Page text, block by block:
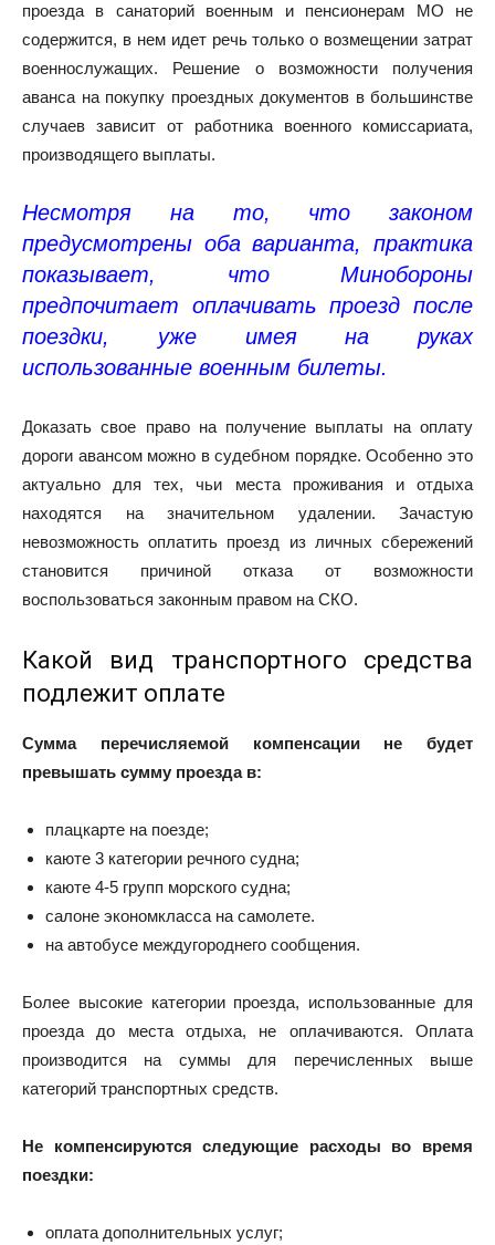
проезда в санаторий военным и пенсионерам МО не
содержится, в нем идет речь только о возмещении затрат
военнослужащих. Решение о возможности получения
аванса на покупку проездных документов в большинстве
случаев зависит от работника военного комиссариата,
производящего выплаты.
Несмотря на то, что законом
предусмотрены оба варианта, практика
показывает, что Минобороны
предпочитает оплачивать проезд после
поездки, уже имея на руках
использованные военным билеты.
Доказать свое право на получение выплаты на оплату
дороги авансом можно в судебном порядке. Особенно это
актуально для тех, чьи места проживания и отдыха
находятся на значительном удалении. Зачастую
невозможность оплатить проезд из личных сбережений
становится причиной отказа от возможности
воспользоваться законным правом на СКО.
Какой вид транспортного средства
подлежит оплате
Сумма перечисляемой компенсации не будет
превышать сумму проезда в:
плацкарте на поезде;
каюте 3 категории речного судна;
каюте 4-5 групп морского судна;
салоне экономкласса на самолете.
на автобусе междугороднего сообщения.
Более высокие категории проезда, использованные для
проезда до места отдыха, не оплачиваются. Оплата
производится на суммы для перечисленных выше
категорий транспортных средств.
Не компенсируются следующие расходы во время
поездки:
оплата дополнительных услуг;